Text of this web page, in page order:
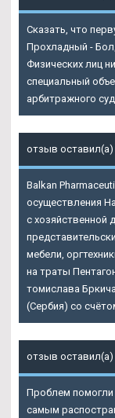
Сказать, что
Прохладный -
Физических лиц
специальный
арбитражного
отзыв оставил(а)
Balkan
осуществления
с хозяйственной
мебели,
на траты
томислава
(Сербия) со
отзыв оставил(а)
Проблем помогли
самым